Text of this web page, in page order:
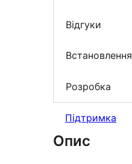
Відгуки
Встановлення
Розробка
Підтримка
Опис